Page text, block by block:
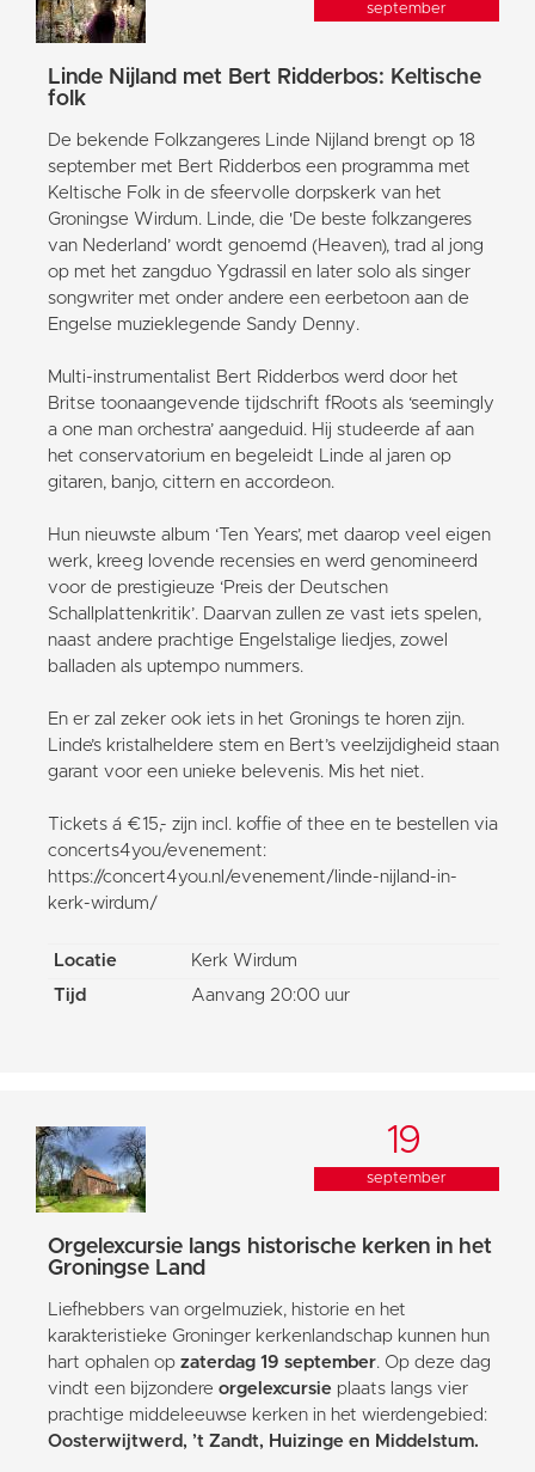
september
Linde Nijland met Bert Ridderbos: Keltische
folk
De bekende Folkzangeres Linde Nijland brengt op 18
september met Bert Ridderbos een programma met
Keltische Folk in de sfeervolle dorpskerk van het
Groningse Wirdum. Linde, die 'De beste folkzangeres
van Nederland’ wordt genoemd (Heaven), trad al jong
op met het zangduo Ygdrassil en later solo als singer
songwriter met onder andere een eerbetoon aan de
Engelse muzieklegende Sandy Denny.
Multi-instrumentalist Bert Ridderbos werd door het
Britse toonaangevende tijdschrift fRoots als ‘seemingly
a one man orchestra’ aangeduid. Hij studeerde af aan
het conservatorium en begeleidt Linde al jaren op
gitaren, banjo, cittern en accordeon.
Hun nieuwste album ‘Ten Years’, met daarop veel eigen
werk, kreeg lovende recensies en werd genomineerd
voor de prestigieuze ‘Preis der Deutschen
Schallplattenkritik’. Daarvan zullen ze vast iets spelen,
naast andere prachtige Engelstalige liedjes, zowel
balladen als uptempo nummers.
En er zal zeker ook iets in het Gronings te horen zijn.
Linde’s kristalheldere stem en Bert’s veelzijdigheid staan
garant voor een unieke belevenis. Mis het niet.
Tickets á €15,- zijn incl. koffie of thee en te bestellen via
concerts4you/evenement:
https://concert4you.nl/evenement/linde-nijland-in-
kerk-wirdum/
Locatie
Kerk Wirdum
Tijd
Aanvang 20:00 uur
19
september
Orgelexcursie langs historische kerken in het
Groningse Land
Liefhebbers van orgelmuziek, historie en het
karakteristieke Groninger kerkenlandschap kunnen hun
hart ophalen op zaterdag 19 september. Op deze dag
vindt een bijzondere orgelexcursie plaats langs vier
prachtige middeleeuwse kerken in het wierdengebied:
Oosterwijtwerd, ’t Zandt, Huizinge en Middelstum.